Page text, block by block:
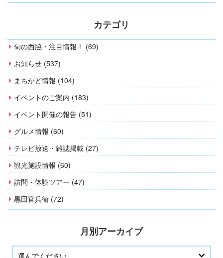
カテゴリ
旬の西脇・注目情報！ (69)
お知らせ (537)
まちかど情報 (104)
イベントのご案内 (183)
イベント開催の報告 (51)
グルメ情報 (60)
テレビ放送・雑誌掲載 (27)
観光施設情報 (60)
訪問・体験ツアー (47)
黒田官兵衛 (72)
月別アーカイブ